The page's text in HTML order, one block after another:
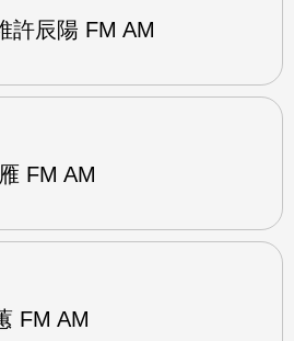
許辰陽 FM AM
FM AM
FM AM